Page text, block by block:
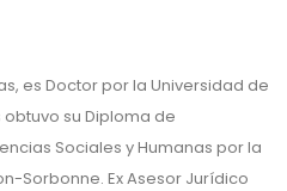
es Doctor por la Universidad de
su Diploma de
Sociales y Humanas por la
Sorbonne. Ex Asesor Jurídico